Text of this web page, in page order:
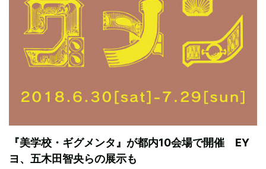
『美学校・ギグメンタ』が都内10会場で開催 EY
ヨ、五木田智央らの展示も